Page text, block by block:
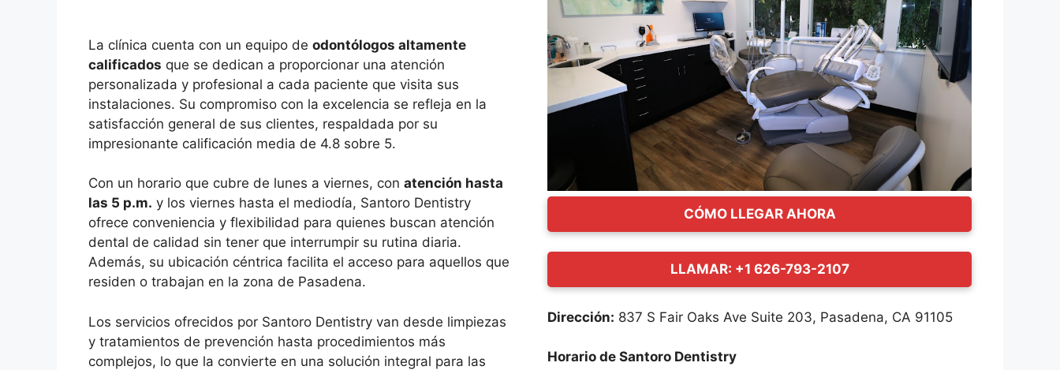
La clínica cuenta con un equipo de odontólogos altamente
calificados que se dedican a proporcionar una atención
personalizada y profesional a cada paciente que visita sus
instalaciones. Su compromiso con la excelencia se refleja en la
satisfacción general de sus clientes, respaldada por su
impresionante calificación media de 4.8 sobre 5.
Con un horario que cubre de lunes a viernes, con atención hasta
las 5 p.m. y los viernes hasta el mediodía, Santoro Dentistry
ofrece conveniencia y flexibilidad para quienes buscan atención
dental de calidad sin tener que interrumpir su rutina diaria.
Además, su ubicación céntrica facilita el acceso para aquellos que
residen o trabajan en la zona de Pasadena.
Los servicios ofrecidos por Santoro Dentistry van desde limpiezas
y tratamientos de prevención hasta procedimientos más
complejos, lo que la convierte en una solución integral para las
CÓMO LLEGAR AHORA
LLAMAR: +1 626-793-2107
Dirección: 837 S Fair Oaks Ave Suite 203, Pasadena, CA 91105
Horario de Santoro Dentistry